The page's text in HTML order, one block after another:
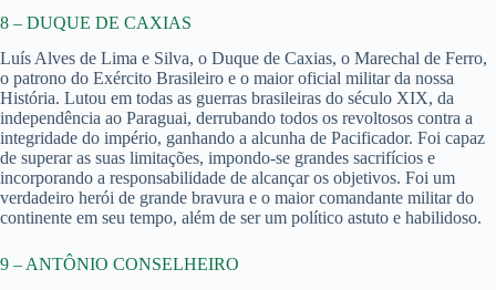
8 – DUQUE DE CAXIAS
Luís Alves de Lima e Silva, o Duque de Caxias, o Marechal de Ferro,
o patrono do Exército Brasileiro e o maior oficial militar da nossa
História. Lutou em todas as guerras brasileiras do século XIX, da
independência ao Paraguai, derrubando todos os revoltosos contra a
integridade do império, ganhando a alcunha de Pacificador. Foi capaz
de superar as suas limitações, impondo-se grandes sacrifícios e
incorporando a responsabilidade de alcançar os objetivos. Foi um
verdadeiro herói de grande bravura e o maior comandante militar do
continente em seu tempo, além de ser um político astuto e habilidoso.
9 – ANTÔNIO CONSELHEIRO